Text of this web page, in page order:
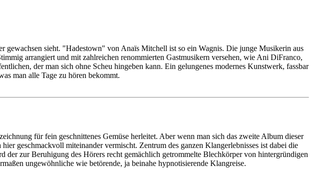
gewachsen sieht. "Hadestown" von Anaïs Mitchell ist so ein Wagnis. Die junge Musikerin aus
arrangiert und mit zahlreichen renommierten Gastmusikern versehen, wie Ani DiFranco,
der man sich ohne Scheu hingeben kann. Ein gelungenes modernes Kunstwerk, fassbar
man alle Tage zu hören bekommt.
für fein geschnittenes Gemüse herleitet. Aber wenn man sich das zweite Album dieser
geschmackvoll miteinander vermischt. Zentrum des ganzen Klangerlebnisses ist dabei die
zur Beruhigung des Hörers recht gemächlich getrommelte Blechkörper von hintergründigen
ungewöhnliche wie betörende, ja beinahe hypnotisierende Klangreise.